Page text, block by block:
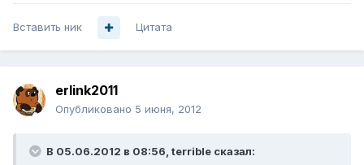
Вставить ник Цитата
erlink2011
Опубликовано 5 июня, 2012
В 05.06.2012 в 08:56, terrible сказал: